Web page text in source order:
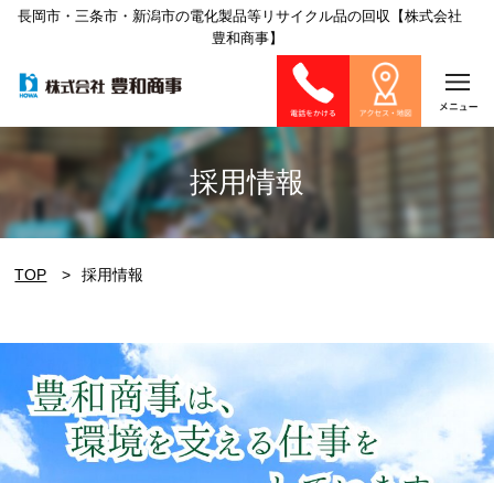
長岡市・三条市・新潟市の電化製品等リサイクル品の回収【株式会社
豊和商事】
採用情報
TOP 採用情報